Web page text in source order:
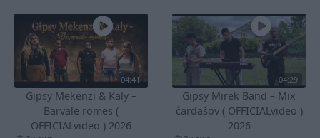
04:41
Gipsy Mekenzi & Kaly –
Barvale romes (
OFFICIALvideo ) 2026
04:29
Gipsy Mirek Band – Mix
čardašov ( OFFICIALvideo )
2026